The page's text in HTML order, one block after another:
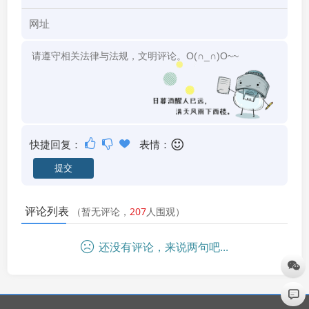
快捷回复： 表情：
评论列表 （暂无评论， 207人围观）
还没有评论，来说两句吧...